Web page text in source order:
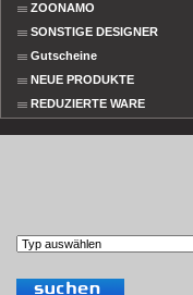
ZOONAMO
SONSTIGE DESIGNER
Gutscheine
NEUE PRODUKTE
REDUZIERTE WARE